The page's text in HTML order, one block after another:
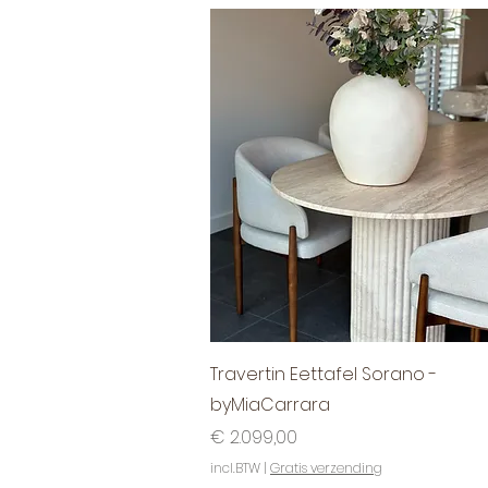
Snel overzicht
Travertin Eettafel Sorano -
byMiaCarrara
Prijs
€ 2.099,00
incl.BTW | Gratis verzending